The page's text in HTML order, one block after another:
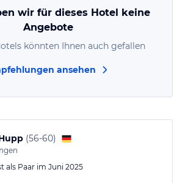
am Berg,abseits vom Trubel und
Zentrum.
wir für dieses Hotel keine
Angebote
könnten Ihnen auch gefallen
ansehen
(56-60)
als Paar im Juni 2025